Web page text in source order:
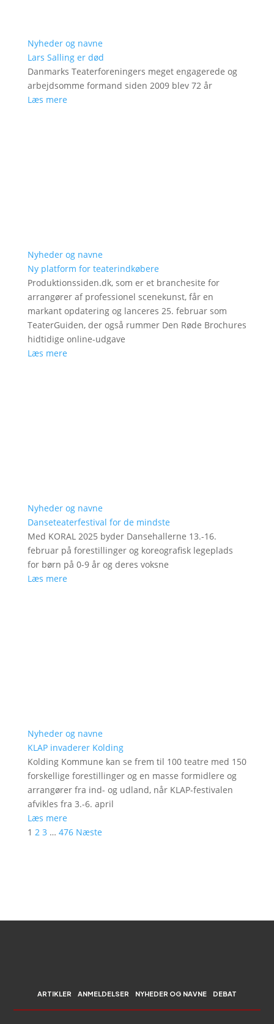
Nyheder og navne
Lars Salling er død
Danmarks Teaterforeningers meget engagerede og
arbejdsomme formand siden 2009 blev 72 år
Læs mere
Nyheder og navne
Ny platform for teaterindkøbere
Produktionssiden.dk, som er et branchesite for
arrangører af professionel scenekunst, får en
markant opdatering og lanceres 25. februar som
TeaterGuiden, der også rummer Den Røde Brochures
hidtidige online-udgave
Læs mere
Nyheder og navne
Danseteaterfestival for de mindste
Med KORAL 2025 byder Dansehallerne 13.-16.
februar på forestillinger og koreografisk legeplads
for børn på 0-9 år og deres voksne
Læs mere
Nyheder og navne
KLAP invaderer Kolding
Kolding Kommune kan se frem til 100 teatre med 150
forskellige forestillinger og en masse formidlere og
arrangører fra ind- og udland, når KLAP-festivalen
afvikles fra 3.-6. april
Læs mere
1 2 3 … 476 Næste
ARTIKLER ANMELDELSER NYHEDER OG NAVNE DEBAT